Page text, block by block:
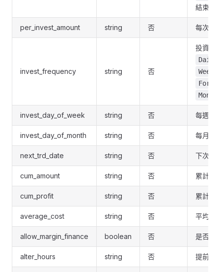
結束）
per_invest_amount string 否 每次投
invest_frequency string 否
投資頻
Daily
invest_day_of_week string 否 每週扣
invest_day_of_month string 否 每月扣
next_trd_date string 否 下次交
cum_amount string 否 累計投
cum_profit string 否 累計盈
average_cost string 否 平均持
allow_margin_finance boolean 否 是否允
alter_hours string 否 提前提